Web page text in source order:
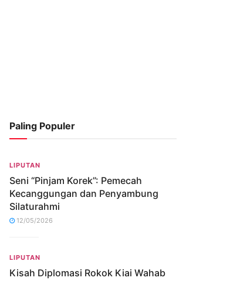
Paling Populer
LIPUTAN
Seni “Pinjam Korek”: Pemecah
Kecanggungan dan Penyambung
Silaturahmi
12/05/2026
LIPUTAN
Kisah Diplomasi Rokok Kiai Wahab